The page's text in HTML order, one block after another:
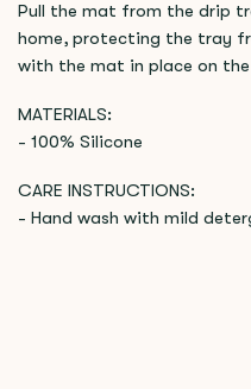
Pull the mat from the drip
home, protecting the tray
with the mat in place on
MATERIALS:
- 100% Silicone
CARE INSTRUCTIONS:
- Hand wash with mild